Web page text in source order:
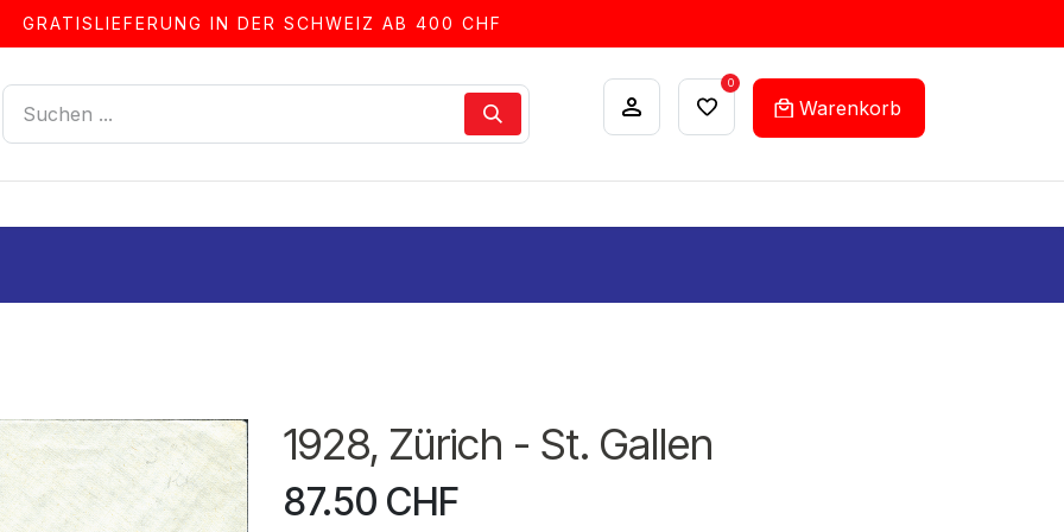
GRATISLIEFERUNG IN DER SCHWEIZ AB 400 CHF
0
Warenkorb
1928, Zürich - St. Gallen
87.50 CHF